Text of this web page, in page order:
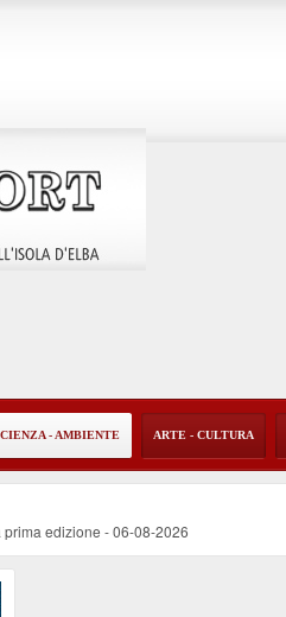
- AMBIENTE ARTE - CULTURA
prima edizione -06-08-2026
08-2026
del Santo Patrono